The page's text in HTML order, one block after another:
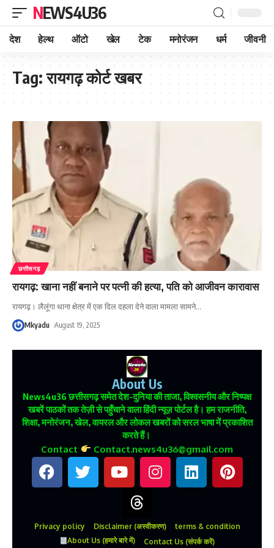
NEWS4U36
देश हेल्थ ऑटो खेल टेक मनोरंजन धर्म जीवनी
Tag:रायगढ़ कोर्ट खबर
छत्तीसगढ़
रायगढ़: खाना नहीं बनाने पर पत्नी की हत्या, पति को आजीवन कारावास
रायगढ़। लैलूंगा थाना क्षेत्र में एक दिल दहला देने वाला मामला सामने…
Mkyadu August 19, 2025
About Us
News4u36छत्तीसगढ़ समेत देश-दुनिया की ताजा, विश्वसनीय और निष्पक्ष
खबरें पाठकों तक तेज़ी से पहुँचाने वाला हिंदी न्यूज़ पोर्टल है। हम राजनीति,
शिक्षा, मनोरंजन, खेल, वायरल और लोकल खबरों को सरल भाषा में प्रकाशित
करते हैं।
Contact Contact.news4u36@gmail.com
Privacy policy Disclaimer (अस्वीकरण)
terms & condition
About Us (हमारे बारे में)
Contact Us (संपर्क करें)